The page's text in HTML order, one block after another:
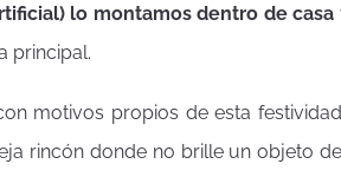
lo montamos dentro de casa
principal.
motivos propios de esta
rincón donde no brille un objeto